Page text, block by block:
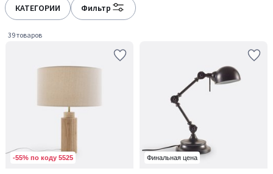
КАТЕГОРИИ Фильтр
39 товаров
-55% по коду 5525 Финальная цена